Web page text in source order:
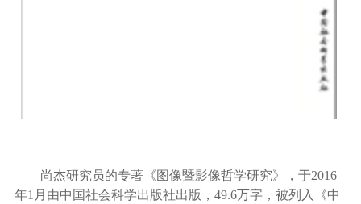
尚杰研究员的专著《图像暨影像哲学研究》，于2016
年1月由中国社会科学出版社出版，49.6万字，被列入《中